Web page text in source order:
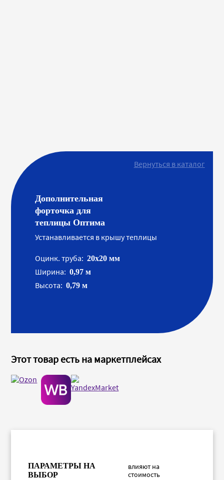
Вернуться в каталог
Дополнительная
форточка для
теплицы Оптима
Устанавливается в крышу теплицы
Оцинк. труба: 20х20 мм
Ширина: 0,97 м
Высота: 0,79 м
Этот товар есть на маркетплейсах
ПАРАМЕТРЫ НА
ВЫБОР
влияют на
стоимость